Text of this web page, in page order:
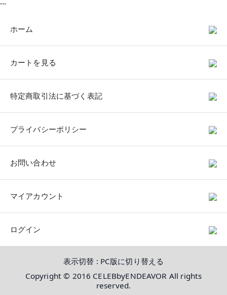
```
ホーム
カートを見る
特定商取引法に基づく表記
プライバシーポリシー
お問い合わせ
マイアカウント
ログイン
表示切替 : PC版に切り替える
Copyright © 2016 CELEBbyENDEAVOR All rights
reserved.